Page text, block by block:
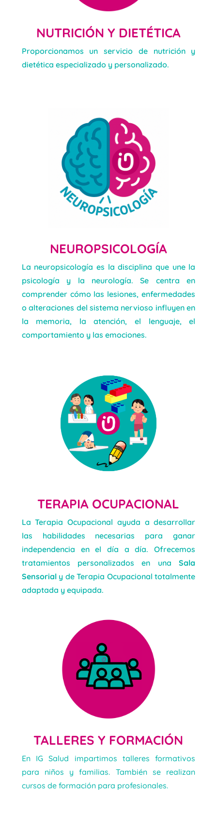
NUTRICIÓN Y DIETÉTICA
Proporcionamos un servicio de nutrición y
dietética especializado y personalizado.
NEUROPSICOLOGÍA
La neuropsicología es la disciplina que une la
psicología y la neurología. Se centra en
comprender cómo las lesiones, enfermedades
o alteraciones del sistema nervioso influyen en
la memoria, la atención, el lenguaje, el
comportamiento y las emociones.
TERAPIA OCUPACIONAL
La Terapia Ocupacional ayuda a desarrollar
las habilidades necesarias para ganar
independencia en el día a día. Ofrecemos
tratamientos personalizados en una Sala
Sensorialy de Terapia Ocupacional totalmente
adaptada y equipada.
TALLERES Y FORMACIÓN
En IG Salud impartimos talleres formativos
para niños y familias. También se realizan
cursos de formación para profesionales.